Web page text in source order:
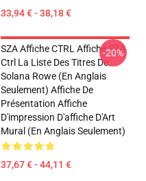
33,94 € - 38,18 €
SZA Affiche CTRL Affiche SZA
Ctrl La Liste Des Titres De
Solana Rowe (en Anglais
Seulement) Affiche De
Présentation Affiche
D'impression D'affiche D'Art
Mural (en Anglais Seulement)
37,67 € - 44,11 €
-20%